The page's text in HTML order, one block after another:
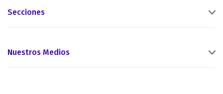
Secciones
Nuestros Medios